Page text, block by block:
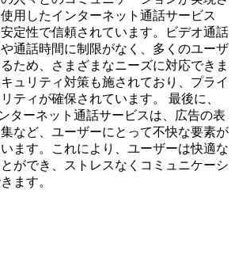
用したインターネット通話サービス
定性で信頼されています。ビデオ通話
通話時間に制限がなく、多くのユーザ
ため、さまざまなニーズに対応できま
ュリティ対策も施されており、プライ
ティが確保されています。 最後に、
ターネット通話サービスは、広告の表
など、ユーザーにとって不快な要素が
ます。これにより、ユーザーは快適な
ができ、ストレスなくコミュニケーシ
ます。